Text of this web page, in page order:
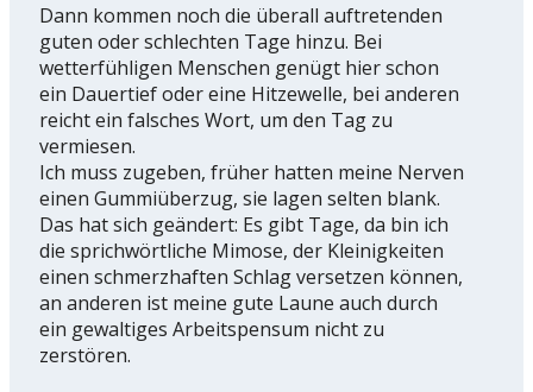
Dann kommen noch die überall auftretenden
guten oder schlechten Tage hinzu. Bei
wetterfühligen Menschen genügt hier schon
ein Dauertief oder eine Hitzewelle, bei anderen
reicht ein falsches Wort, um den Tag zu
vermiesen.
Ich muss zugeben, früher hatten meine Nerven
einen Gummiüberzug, sie lagen selten blank.
Das hat sich geändert: Es gibt Tage, da bin ich
die sprichwörtliche Mimose, der Kleinigkeiten
einen schmerzhaften Schlag versetzen können,
an anderen ist meine gute Laune auch durch
ein gewaltiges Arbeitspensum nicht zu
zerstören.